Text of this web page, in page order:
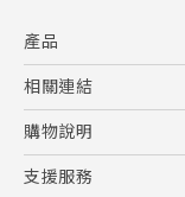
產品
5G
配件
相關連結
HTC Research
購物說明
購物須知
支援服務